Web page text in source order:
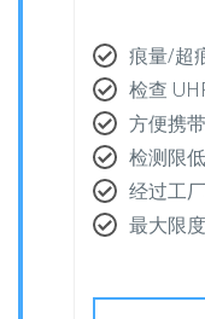
痕量/超
检查
方便携
检测限
经过工
最大限